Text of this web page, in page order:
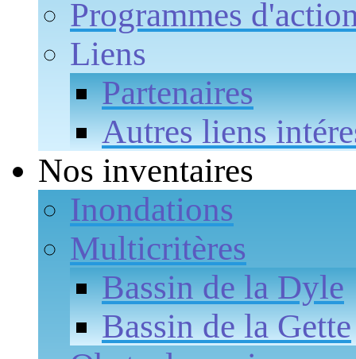
Programmes
Liens
Partenaires
Autres liens
Nos inventaires
Inondations
Multicritères
Bassin de la Dyle
Bassin de la Gette